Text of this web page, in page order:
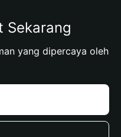
Sekarang
yang dipercaya oleh